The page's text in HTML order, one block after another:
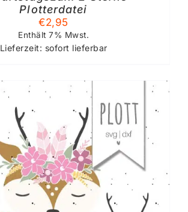
Plotterdatei
€2,95
Enthält 7% Mwst.
Lieferzeit: sofort lieferbar